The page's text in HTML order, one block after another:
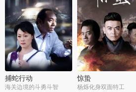
捕蛇行动
海关边境的斗勇斗智
惊蛰
杨烁化身双面特工